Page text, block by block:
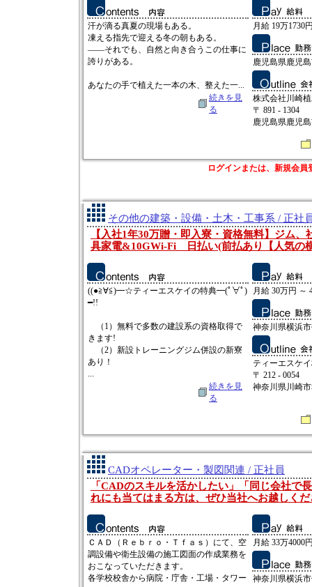
汗が滴る真夏の現場もある。
凍える指先で迎える冬の朝もある。
――それでも、自然と向き合うこの仕事に
誇りがある。
あなたの手で植えた一本の木、整えた一...
続きを見
る
月給 19万1730
鹿児島県鹿児
株式会社川崎
〒 891 - 1304
鹿児島県鹿児
ログインまたは、新規会
その他の建築・設備・土木・工事系 / 正社
【入社1年30万贈・即入寮・資格無料】ジム、
具家電&10GWi-Fi 日払い(前払あり【人気の
((●≧∀≦)━☆ティーエスケイの特典━(ﾟ∀ﾟ)
━!!
（1）無料で多数の建設系の資格取得で
きます!
（2）新設トレーニングジム併設の新寮
あり！
...
続きを見
る
月給 30万円 ～
神奈川県横浜
ティーエスケ
〒 212 - 0054
神奈川県川崎
CADオペレーター・製図関連 / 正社員
「CADのスキルを活かしたい」「同じ会社で
れにも当てはまる方は、ぜひ当社へお越しく
ＣＡＤ（Ｒｅｂｒｏ・Ｔｆａｓ）にて、空
調設備や衛生設備の施工図面の作成業務を
おこなっていただきます。
各学校校舎から病院・庁舎・工場・タワー
月給 33万4000
神奈川県横浜